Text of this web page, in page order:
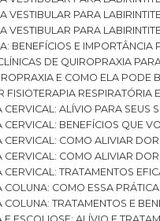
VESTIBULAR PARA
VESTIBULAR PARA
BENEFÍCIOS E IMPORTÂNCIA
CLÍNICAS DE QUIROPRAXIA
E COMO ELA PODE
FISIOTERAPIA
CERVICAL: ALÍVIO PARA SEUS
CERVICAL: BENEFÍCIOS QUE
CERVICAL: COMO ALIVIAR
CERVICAL: COMO ALIVIAR
CERVICAL: TRATAMENTOS
COLUNA: COMO ESSA
COLUNA: TRATAMENTOS E